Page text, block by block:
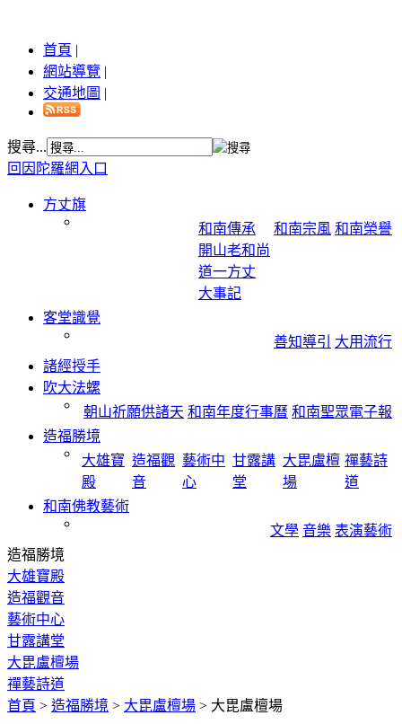
首頁 |
網站導覽 |
交通地圖 |
搜尋...
回因陀羅網入口
方丈旗
和南傳承
開山老和尚
道一方丈
大事記
和南宗風 和南榮譽
客堂識覺
善知導引
大用流行
諸經授手
吹大法螺
朝山祈願供諸天 和南年度行事曆 和南聖眾電子報
造福勝境
大雄寶
殿
造福觀
音
藝術中
心
甘露講
堂
大毘盧檀
場
禪藝詩
道
和南佛教藝術
文學 音樂 表演藝術
造福勝境
大雄寶殿
造福觀音
藝術中心
甘露講堂
大毘盧檀場
禪藝詩道
首頁 > 造福勝境 > 大毘盧檀場 > 大毘盧檀場